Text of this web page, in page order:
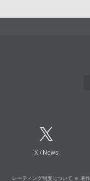
X / News
レーティング制度について 著